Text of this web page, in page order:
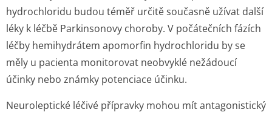
hydrochloridu budou téměř určitě současně užívat další
léky k léčbě Parkinsonovy choroby. V počátečních fázích
léčby hemihydrátem apomorfin hydrochloridu by se
měly u pacienta monitorovat neobvyklé nežádoucí
účinky nebo známky potenciace účinku.
Neuroleptické léčivé přípravky mohou mít antagonistický